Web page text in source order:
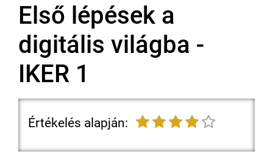
Első lépések a
digitális világba -
IKER 1
Értékelés alapján: